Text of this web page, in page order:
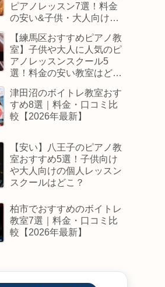
ピアノレッスン7選！料金
の安い&子供・大人向けス
【練馬区おすすめピアノ教
室】子供や大人に人気のピ
アノレッスンスクール5
選！料金の安い教室はど
津田沼のボイトレ教室おす
すめ8選｜料金・口コミ比
較【2026年最新】
【安い】八王子のピアノ教
室おすすめ5選！子供向け
や大人向けの個人レッスン
スクールはどこ？
柏市でおすすめのボイトレ
教室7選｜料金・口コミ比
較【2026年最新】